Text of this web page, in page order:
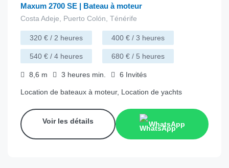
Maxum 2700 SE | Bateau à moteur
Costa Adeje, Puerto Colón, Ténérife
320 € / 2 heures 400 € / 3 heures
540 € / 4 heures 680 € / 5 heures
8,6 m 3 heures min. 6 Invités
Location de bateaux à moteur, Location de yachts
Voir les détails WhatsApp